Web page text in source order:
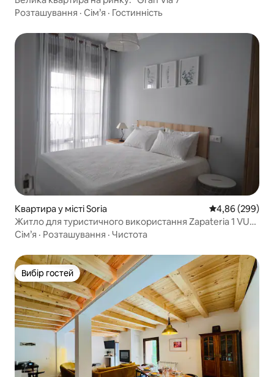
Розташування · Сім’я · Гостинність
Квартира у місті Soria Середня
4,86 (299)
Житло для туристичного використання Zapateria 1 VUT:
42120
Сім’я · Розташування · Чистота
Вибір гостей
Вибір гостей